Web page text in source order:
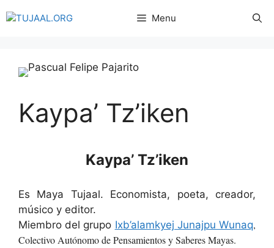
Menu
Kaypa’ Tz’iken
Kaypa’ Tz’iken
Es Maya Tujaal. Economista, poeta, creador,
músico y editor.
Miembro del grupo Ixb’alamkyej Junajpu Wunaq,
Colectivo Autónomo de Pensamientos y Saberes Mayas.